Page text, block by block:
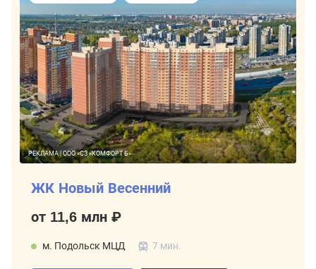
РЕКЛАМА | ООО «СЗ «КОМФОРТ Б»
ЖК Новый Весенний
от 11,6 млн ₽
м. Подольск МЦД 7 мин.